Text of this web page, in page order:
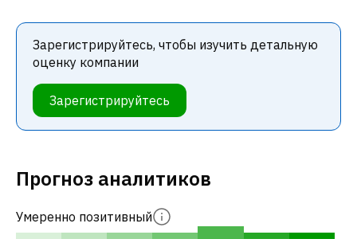
Зарегистрируйтесь, чтобы изучить детальную
оценку компании
Зарегистрируйтесь
Прогноз аналитиков
Умеренно позитивный